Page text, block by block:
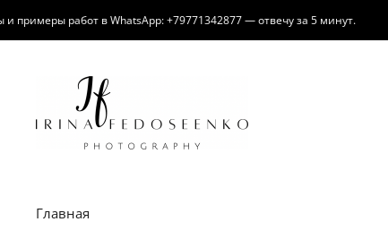
Главная
работ в WhatsApp: +79771342877 — отвечу за 5 минут.